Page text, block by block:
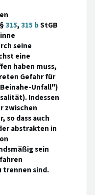
315,315 bStGB
seine
eine
haben muss,
Gefahr für
Unfall")
Indessen
zwischen
so dass auch
abstrakten in
sein
trennen sind.